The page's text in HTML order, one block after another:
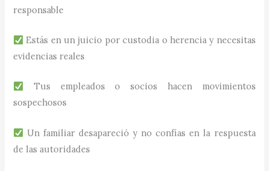
responsable
Estás en un juicio por custodia o herencia y necesitas
evidencias reales
Tus empleados o socios hacen movimientos
sospechosos
Un familiar desapareció y no confías en la respuesta
de las autoridades